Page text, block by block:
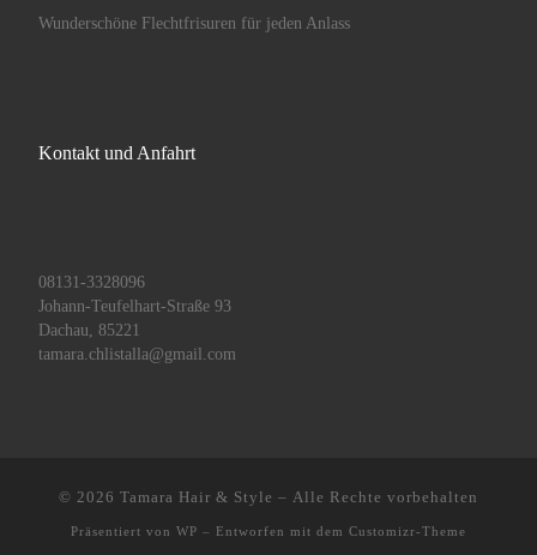
Wunderschöne Flechtfrisuren für jeden Anlass
Kontakt und Anfahrt
08131-3328096
Johann-Teufelhart-Straße 93
Dachau 85221
tamara.chlistalla@gmail.com
© 2026 Tamara Hair & Style – Alle Rechte vorbehalten
Präsentiert von WP – Entworfen mit dem Customizr-Theme